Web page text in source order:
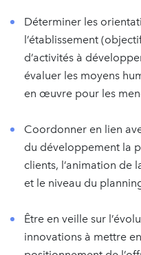
Déterminer les
l’établissement
d’activités à
évaluer les moyens
en œuvre pour les
Coordonner en lien
du développement la
clients, l’animation de
et le niveau du
Être en veille sur
innovations à mettre